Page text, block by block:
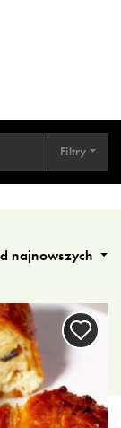
Filtry
najnowszych